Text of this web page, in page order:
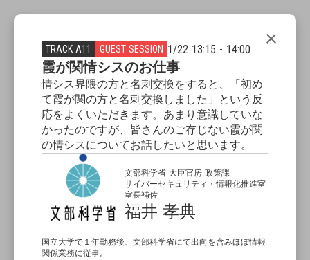
close
TRACK A11 GUEST SESSION 1/22 13:15 - 14:00
霞が関情シスのお仕事
情シス界隈の方と名刺交換をすると、「初め
て霞が関の方と名刺交換しました」という反
応をよくいただきます。あまり意識していな
かったのですが、皆さんのご存じない霞が関
の情シスについてお話したいと思います。
文部科学省 大臣官房 政策課
サイバーセキュリティ・情報化推進室
室長補佐
福井 孝典
国立大学で１年勤務後、文部科学省にて出向を含みほぼ情報
関係業務に従事。